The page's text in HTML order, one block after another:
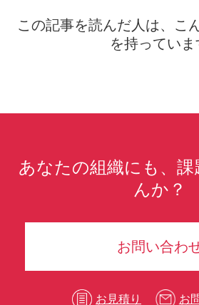
この記事を読んだ人は、こ
を持っていま
あなたの組織にも、
んか？
お問い合わ
お見積り お